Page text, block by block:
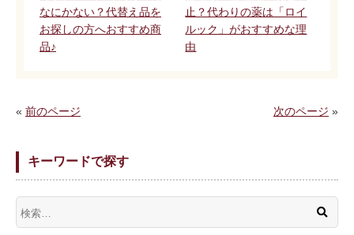
なにかない？代替え品を
お探しの方へおすすめ商
品♪
止？代わりの薬は「ロイ
ルック」がおすすめな理
由
« 前のページ 次のページ »
キーワードで探す